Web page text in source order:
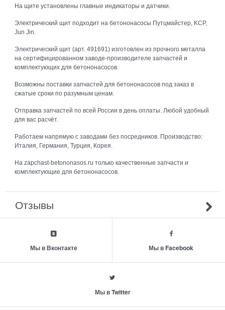
На щите установлены главные индикаторы и датчики.
Электрический щит подходит на бетононасосы Путцмайстер, KCP,
Jun Jin.
Электрический щит (арт. 491691) изготовлен из прочного металла
на сертифицированном заводе-производителе запчастей и
комплектующих для бетононасосов.
Возможны поставки запчастей для бетононасосов под заказ в
сжатые сроки по разумным ценам.
Отправка запчастей по всей России в день оплаты. Любой удобный
для вас расчёт.
Работаем напрямую с заводами без посредников. Производство:
Италия, Германия, Турция, Корея.
На zapchast-betononasos.ru только качественные запчасти и
комплектующие для бетононасосов.
Отзывы
Мы в Вконтакте Мы в Facebook
Мы в Twitter